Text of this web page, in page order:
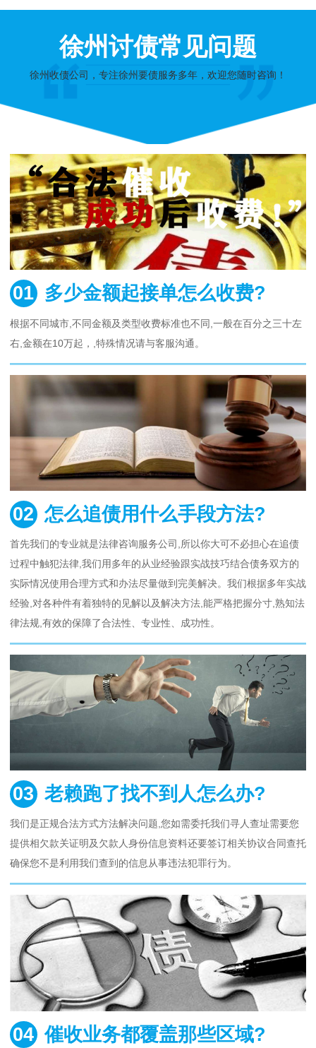
徐州讨债常见问题
徐州收债公司，专注徐州要债服务多年，欢迎您随时咨询！
01 多少金额起接单怎么收费?
根据不同城市,不同金额及类型收费标准也不同,一般在百分之三十左
右,金额在10万起，,特殊情况请与客服沟通。
02 怎么追债用什么手段方法?
首先我们的专业就是法律咨询服务公司,所以你大可不必担心在追债
过程中触犯法律,我们用多年的从业经验跟实战技巧结合债务双方的
实际情况使用合理方式和办法尽量做到完美解决。我们根据多年实战
经验,对各种件有着独特的见解以及解决方法,能严格把握分寸,熟知法
律法规,有效的保障了合法性、专业性、成功性。
03 老赖跑了找不到人怎么办?
我们是正规合法方式方法解决问题,您如需委托我们寻人查址需要您
提供相欠款关证明及欠款人身份信息资料还要签订相关协议合同查托
确保您不是利用我们查到的信息从事违法犯罪行为。
04 催收业务都覆盖那些区域?